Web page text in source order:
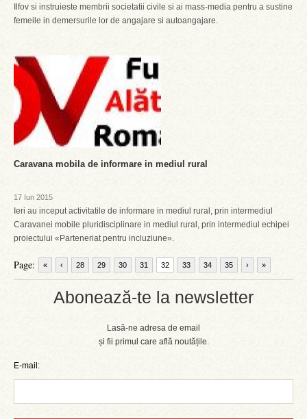
Abonează-te la newsletter
Lasă-ne adresa de email
și fii primul care află noutățile.
E-mail:
Ilfov si instruieste membrii societatii civile si ai mass-media pentru a sustine
femeile in demersurile lor de angajare si autoangajare.
Caravana mobila de informare in mediul rural
17 Iun 2015
Ieri au inceput activitatile de informare in mediul rural, prin intermediul
Caravanei mobile pluridisciplinare in mediul rural, prin intermediul echipei
proiectului «Parteneriat pentru incluziune».
Page: « ‹ 28 29 30 31 32 33 34 35 › »